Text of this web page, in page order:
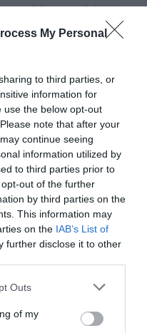
My Personal
to third parties, or
information for
use the below opt-out
note that after your
continue seeing
information utilized by
to third parties prior to
out of the further
by third parties on the
This information may
on the IAB’s List of
further disclose it to other
one or more Google
You may click to
its third-party tags to
Outs
of my
o notificare oficială
Alzaga,
Vatican, care
muncă subminează
angajat.
evident şi ar fi încă şi
scopului de a
au scris ei, potrivit
Corriere della